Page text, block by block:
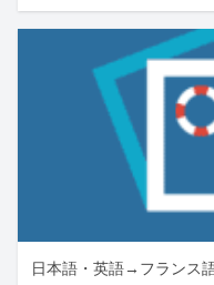
日本語・英語→フランス